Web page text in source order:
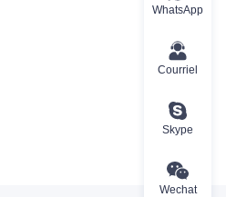
WhatsApp
Courriel
Skype
Wechat